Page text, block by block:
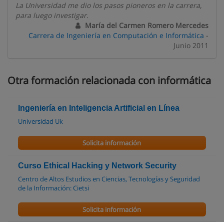
La Universidad me dio los pasos pioneros en la carrera,
para luego investigar.
María del Carmen Romero Mercedes
Carrera de Ingeniería en Computación e Informática -
Junio 2011
Otra formación relacionada con informática
Ingeniería en Inteligencia Artificial en Línea
Universidad Uk
Solicita información
Curso Ethical Hacking y Network Security
Centro de Altos Estudios en Ciencias, Tecnologías y Seguridad
de la Información: Cietsi
Solicita información